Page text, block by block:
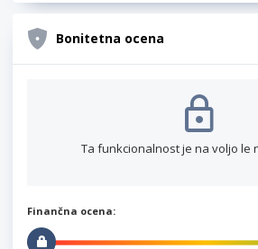
Bonitetna ocena
Ta funkcionalnost je na voljo le
Finančna ocena: